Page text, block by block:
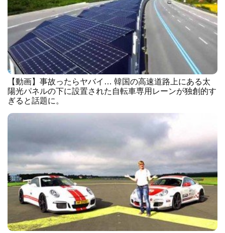
【動画】事故ったらヤバイ… 韓国の高速道路上にある太
陽光パネルの下に設置された自転車専用レーンが独創的す
ぎると話題に。